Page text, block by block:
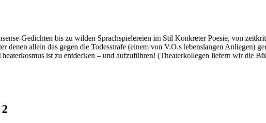
Gedichten bis zu wilden Sprachspielereien im Stil Konkreter Poesie, von
allein das gegen die Todesstrafe (einem von V.O.s lebenslangen Anliegen)
ist zu entdecken – und aufzuführen! (Theaterkollegen liefern wir die